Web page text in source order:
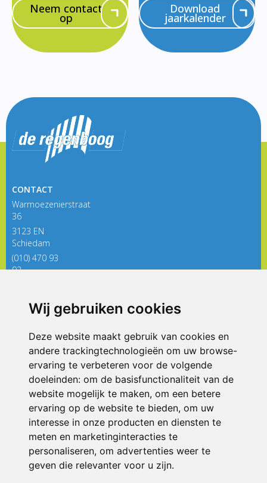
Wij gebruiken cookies
Deze website maakt gebruik van cookies en
andere trackingtechnologieën om uw browse-
ervaring te verbeteren voor de volgende
doeleinden: om de basisfunctionaliteit van de
website mogelijk te maken, om een betere
ervaring op de website te bieden, om uw
interesse in onze producten en diensten te
meten en marketinginteracties te
personaliseren, om advertenties weer te
geven die relevanter voor u zijn.
Neem contact
op
Download
jaarkalender
CONTACT
Warmoezenierstraat
36
3123 EN
Schiedam
(010) 470 93
92
ONDERDEEL VAN
© 2026 De Regenboog | Alle rechten voorbehouden
Privacy policy|Disclaimer| Klachtenregeling|RSIN en Anbi
voorkeuren